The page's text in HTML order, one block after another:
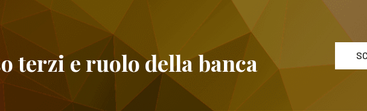
terzi e ruolo della banca